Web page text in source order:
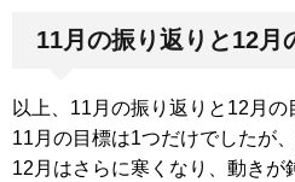
11月の振り返りと12月
以上、11月の振り返りと12月の
11月の目標は1つだけでしたが
12月はさらに寒くなり、動きが